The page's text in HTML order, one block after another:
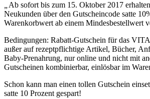
Ab sofort bis zum 15. Oktober 2017
Neukunden über den Gutscheincode satte
Warenkorbwert ab einem Mindesbestellwert
Bedingungen: Rabatt-Gutschein für das
außer auf rezeptpflichtige Artikel, Bücher,
Baby-Prenahrung, nur online und nicht mit
Gutscheinen kombinierbar, einlösbar im
Schon kann man einen tollen Gutschein
satte 10 Prozent gespart!